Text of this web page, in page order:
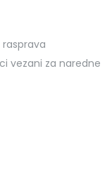
vezani za naredne